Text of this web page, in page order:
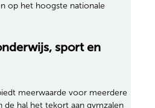
op het hoogste nationale
sport en
meerwaarde voor meerdere
de hal het tekort aan gymzalen